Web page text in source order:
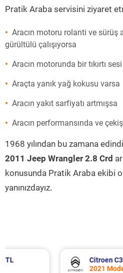
Pratik Araba servisini ziyaret
Aracın motoru rolanti ve sürüş
gürültülü çalışıyorsa
Aracın motorunda bir tıkırtı
Araçta yanık yağ kokusu varsa
Aracın yakıt sarfiyatı artmışsa
Aracın performansında ve
1968 yılından bu zamana
2011 Jeep Wrangler 2.8 Crd
konusunda Pratik Araba ekibi
yanınızdayız.
Citroen C3 Periyodik
2021 Model 1.2